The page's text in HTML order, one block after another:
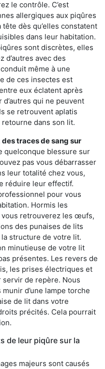
le contrôle. C’est
allergiques aux piqûres
dès qu’elles constatent
dans leur habitation.
sont discrètes, elles
d’autres avec des
même à une
de ces insectes est
eux éclatent après
d’autres qui ne peuvent
se retrouvent aplatis
dans son lit.
traces de sang sur
quelconque blessure sur
pas vous débarrasser
leur totalité chez vous,
réduire leur effectif.
pour vous
Hormis les
retrouverez les œufs,
des punaises de lits
structure de votre lit.
minutieuse de votre lit
présentes. Les revers de
les prises électriques et
de repère. Nous
d’une lampe torche
de lit dans votre
précités. Cela pourrait
de leur piqûre sur la
majeurs sont causés